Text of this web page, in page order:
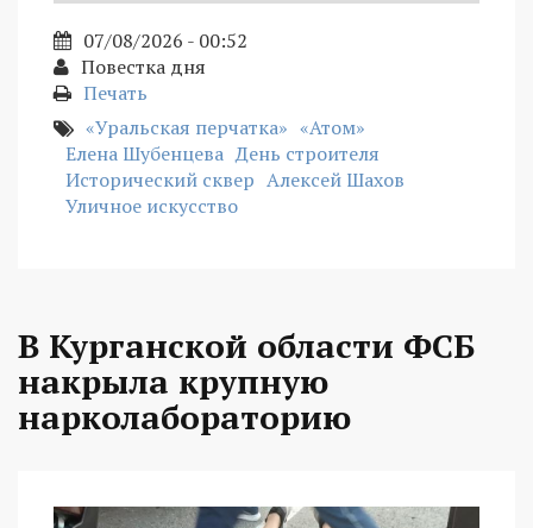
07/08/2026 - 00:52
Повестка дня
Печать
«Уральская перчатка» «Атом»
Елена Шубенцева День строителя
Исторический сквер Алексей Шахов
Уличное искусство
В Курганской области ФСБ
накрыла крупную
нарколабораторию